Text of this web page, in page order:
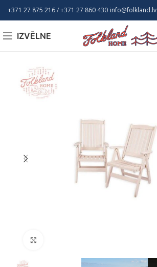
+371 27 875 216/ +371 27 860 430 info@folkland.lv
IZVĒLNE